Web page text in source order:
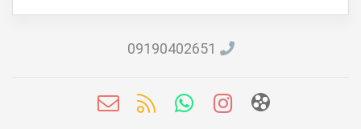
09190402651